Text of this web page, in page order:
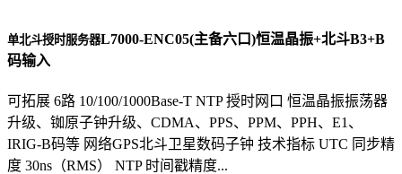
单北斗授时服务器L7000-ENC05(主备六口)恒温晶振+北斗B3+B
码输入
可拓展 6路 10/100/1000Base-T NTP 授时网口 恒温晶振振荡器
升级、铷原子钟升级、CDMA、PPS、PPM、PPH、E1、
IRIG-B码等 网络GPS北斗卫星数码子钟 技术指标 UTC 同步精
度 30ns（RMS） NTP 时间戳精度...